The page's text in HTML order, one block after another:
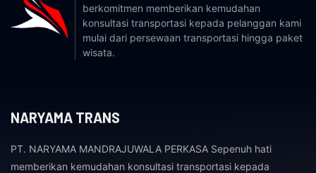
berkomitmen memberikan kemudahan
konsultasi transportasi kepada pelanggan kami
mulai dari persewaan transportasi hingga paket
wisata.
NARYAMA TRANS
PT. NARYAMA MANDRAJUWALA PERKASA Sepenuh hati
memberikan kemudahan konsultasi transportasi kepada